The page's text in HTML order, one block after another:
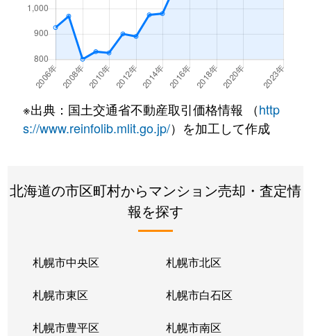
※出典：国土交通省不動産取引価格情報 （http
s://www.reinfolib.mlit.go.jp/）を加工して作成
北海道の市区町村からマンション売却・査定情
報を探す
札幌市中央区 札幌市北区
札幌市東区 札幌市白石区
札幌市豊平区 札幌市南区